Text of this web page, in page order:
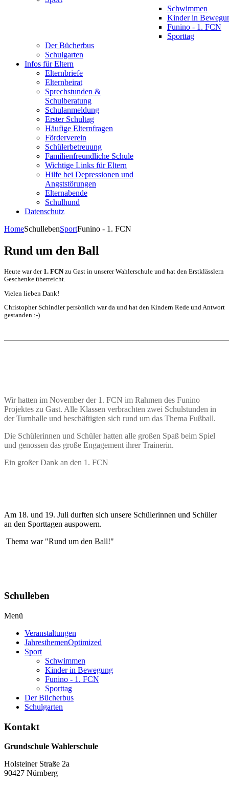
Schwimmen
Kinder in
Funino - 1. FCN
Sporttag
Der Bücherbus
Schulgarten
Infos für Eltern
Elternbriefe
Elternbeirat
Sprechstunden &
Schulberatung
Schulanmeldung
Erster Schultag
Häufige Elternfragen
Förderverein
Schülerbetreuung
Familienfreundliche Schule
Wichtige Links für Eltern
Hilfe bei Depressionen und
Angststörungen
Elternabende
Schulhund
Datenschutz
HomeSchullebenSportFunino - 1. FCN
Rund um den Ball
Heute war der 1. FCNzu Gast in unserer Wahlerschule und hat den Erstklässlern
Geschenke überreicht.
Vielen lieben Dank!
Christopher Schindler persönlich war da und hat den Kindern Rede und Antwort
gestanden :-)
Wir hatten im November der 1. FCN im Rahmen des Funino
Projektes zu Gast. Alle Klassen verbrachten zwei Schulstunden in
der Turnhalle und beschäftigten sich rund um das Thema Fußball.
Die Schülerinnen und Schüler hatten alle großen Spaß beim Spiel
und genossen das große Engagement ihrer Trainerin.
Ein großer Dank an den 1. FCN
Am 18. und 19. Juli durften sich unsere Schülerinnen und Schüler
an den Sporttagen auspowern.
Thema war "Rund um den Ball!"
Schulleben
Menü
Veranstaltungen
JahresthemenOptimized
Sport
Schwimmen
Kinder in Bewegung
Funino - 1. FCN
Sporttag
Der Bücherbus
Schulgarten
Kontakt
Grundschule Wahlerschule
Holsteiner Straße 2a
90427 Nürnberg